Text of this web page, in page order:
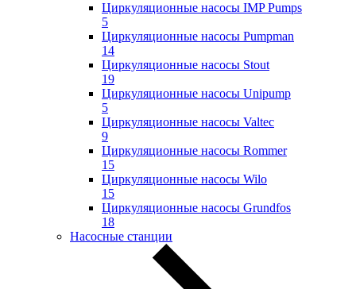
Циркуляционные насосы IMP Pumps
5
Циркуляционные насосы Pumpman
14
Циркуляционные насосы Stout
19
Циркуляционные насосы Unipump
5
Циркуляционные насосы Valtec
9
Циркуляционные насосы Rommer
15
Циркуляционные насосы Wilo
15
Циркуляционные насосы Grundfos
18
Насосные станции